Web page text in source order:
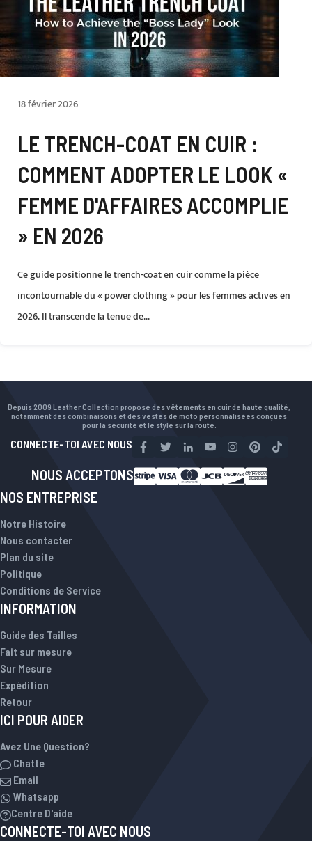
18 février 2026
LE TRENCH-COAT EN CUIR :
COMMENT ADOPTER LE LOOK «
FEMME D'AFFAIRES ACCOMPLIE
» EN 2026
Ce guide positionne le trench-coat en cuir comme la pièce
incontournable du « power clothing » pour les femmes actives en
2026. Il transcende la tenue de...
Depuis 2009 Leather Collection propose des vêtements en cuir de haute qualité,
notamment des combinaisons et des vestes de moto personnalisées conçues
pour la sécurité et le style sur la route.
CONNECTE-TOI AVEC NOUS
NOUS ACCEPTONS
NOS ENTREPRISE
Notre Histoire
Nous contacter
Plan du site
Politique
Conditions de Service
INFORMATION
Guide des Tailles
Fait sur mesure
Sur Mesure
Expédition
Retour
ICI POUR AIDER
Avez Une Question?
Chatte
Email
Whatsapp
Centre D'aide
CONNECTE-TOI AVEC NOUS